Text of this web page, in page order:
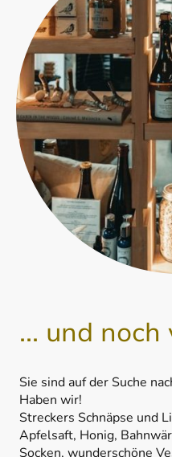
... und
Sie sind auf der Suche
Haben wir!
Streckers Schnäpse und
Apfelsaft, Honig,
Socken, wunderschöne